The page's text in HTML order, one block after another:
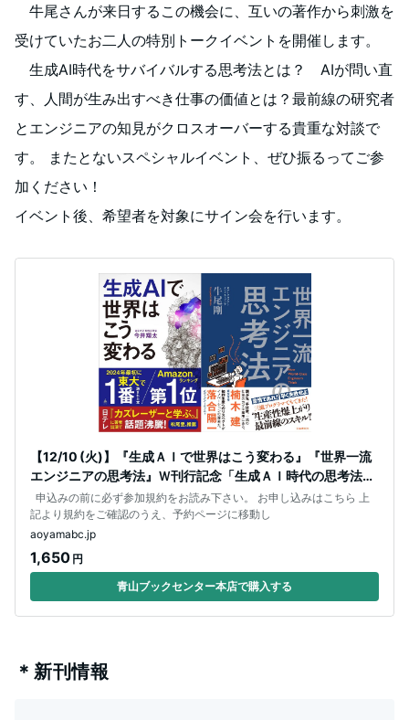
牛尾さんが来日するこの機会に、互いの著作から刺激を
受けていたお二人の特別トークイベントを開催します。
生成AI時代をサバイバルする思考法とは？ AIが問い直
す、人間が生み出すべき仕事の価値とは？最前線の研究者
とエンジニアの知見がクロスオーバーする貴重な対談で
す。 またとないスペシャルイベント、ぜひ振るってご参
加ください！
イベント後、希望者を対象にサイン会を行います。
【12/10 (火)】『生成ＡＩで世界はこう変わる』『世界一流
エンジニアの思考法』Ｗ刊行記念「生成ＡＩ時代の思考法」
今井翔太×牛尾剛
申込みの前に必ず参加規約をお読み下さい。 お申し込みはこちら 上
記より規約をご確認のうえ、予約ページに移動し
aoyamabc.jp
1,650 円
青山ブックセンター本店で購入する
＊新刊情報